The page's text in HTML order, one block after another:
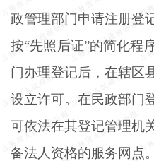
政管理部门申请注册登
按“先照后证”的简化程
门办理登记后，在辖区
设立许可。在民政部门
可依法在其登记管理机
备法人资格的服务网点